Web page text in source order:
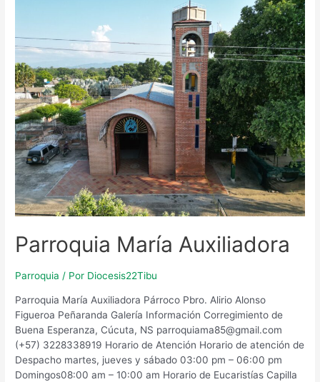
Parroquia María Auxiliadora
Parroquia / Por Diocesis22Tibu
Parroquia María Auxiliadora Párroco Pbro. Alirio Alonso
Figueroa Peñaranda Galería Información Corregimiento de
Buena Esperanza, Cúcuta, NS parroquiama85@gmail.com
(+57) 3228338919 Horario de Atención​ Horario de atención de
Despacho martes, jueves y sábado 03:00 pm – 06:00 pm
Domingos08:00 am – 10:00 am Horario de Eucaristías Capilla